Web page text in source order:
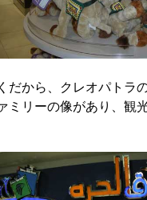
だから、クレオパトラ
ミリーの像があり、観